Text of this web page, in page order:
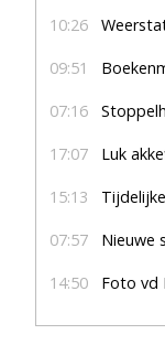
10:26
09:51 Boekenmarkt
07:16
17:07 Luk
15:13
07:57 Nieuwe
14:50 Foto vd